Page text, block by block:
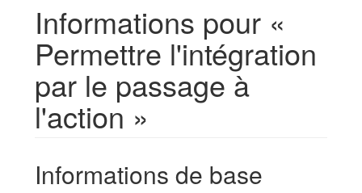
Informations pour «
Permettre l'intégration
par le passage à
l'action »
Informations de base